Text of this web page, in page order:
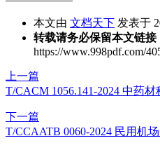
本文由 文档天下 发表于
转载请务必保留本文链接
https://www.998pdf.com/
上一篇
T/CACM 1056.141-2024 中药
下一篇
T/CCAATB 0060-2024 民用机